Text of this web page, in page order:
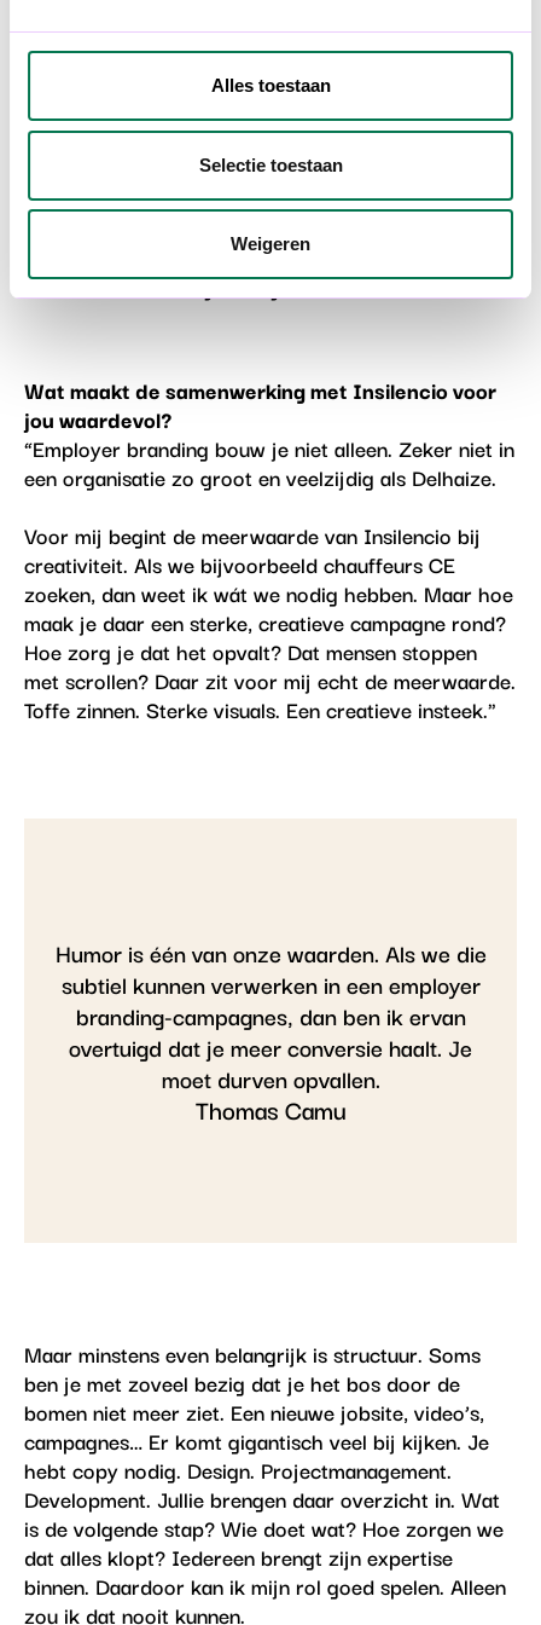
Alles toestaan
Selectie toestaan
Weigeren
video’s, fotoshoots, campagnes, communities.
Employer branding stopt nooit.”
“Een employer brand is geen
project met een einddatum. Dat is
een huis dat je blijft uitbouwen.”
Wat maakt de samenwerking met Insilencio voor
jou waardevol?
“Employer branding bouw je niet alleen. Zeker niet in
een organisatie zo groot en veelzijdig als Delhaize.
Voor mij begint de meerwaarde van Insilencio bij
creativiteit. Als we bijvoorbeeld chauffeurs CE
zoeken, dan weet ik wát we nodig hebben. Maar hoe
maak je daar een sterke, creatieve campagne rond?
Hoe zorg je dat het opvalt? Dat mensen stoppen
met scrollen? Daar zit voor mij echt de meerwaarde.
Toffe zinnen. Sterke visuals. Een creatieve insteek."
Humor is één van onze waarden. Als we die
subtiel kunnen verwerken in een employer
branding-campagnes, dan ben ik ervan
overtuigd dat je meer conversie haalt. Je
moet durven opvallen.
Thomas Camu
Maar minstens even belangrijk is structuur. Soms
ben je met zoveel bezig dat je het bos door de
bomen niet meer ziet. Een nieuwe jobsite, video’s,
campagnes… Er komt gigantisch veel bij kijken. Je
hebt copy nodig. Design. Projectmanagement.
Development. Jullie brengen daar overzicht in. Wat
is de volgende stap? Wie doet wat? Hoe zorgen we
dat alles klopt? Iedereen brengt zijn expertise
binnen. Daardoor kan ik mijn rol goed spelen. Alleen
zou ik dat nooit kunnen.